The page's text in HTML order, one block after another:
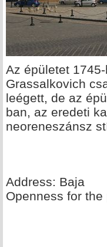
Az épületet
Grassalkovich
leégett, de az
ban, az eredeti
neoreneszánsz
Address: Baja
Openness for the